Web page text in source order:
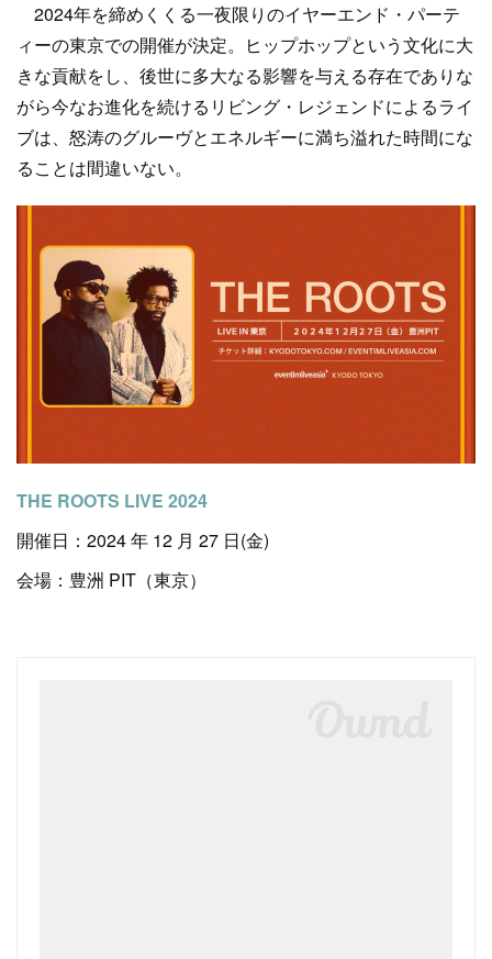
2024年を締めくくる一夜限りのイヤーエンド・パーテ
ィーの東京での開催が決定。ヒップホップという文化に大
きな貢献をし、後世に多大なる影響を与える存在でありな
がら今なお進化を続けるリビング・レジェンドによるライ
ブは、怒涛のグルーヴとエネルギーに満ち溢れた時間にな
ることは間違いない。
THE ROOTS LIVE 2024
開催日：2024 年 12 月 27 日(金)
会場：豊洲 PIT（東京）